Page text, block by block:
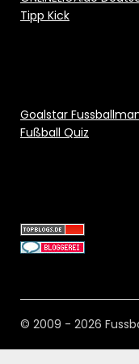
Tipp Kick
Goalstar
Fußball Quiz
© 2009 - 2026